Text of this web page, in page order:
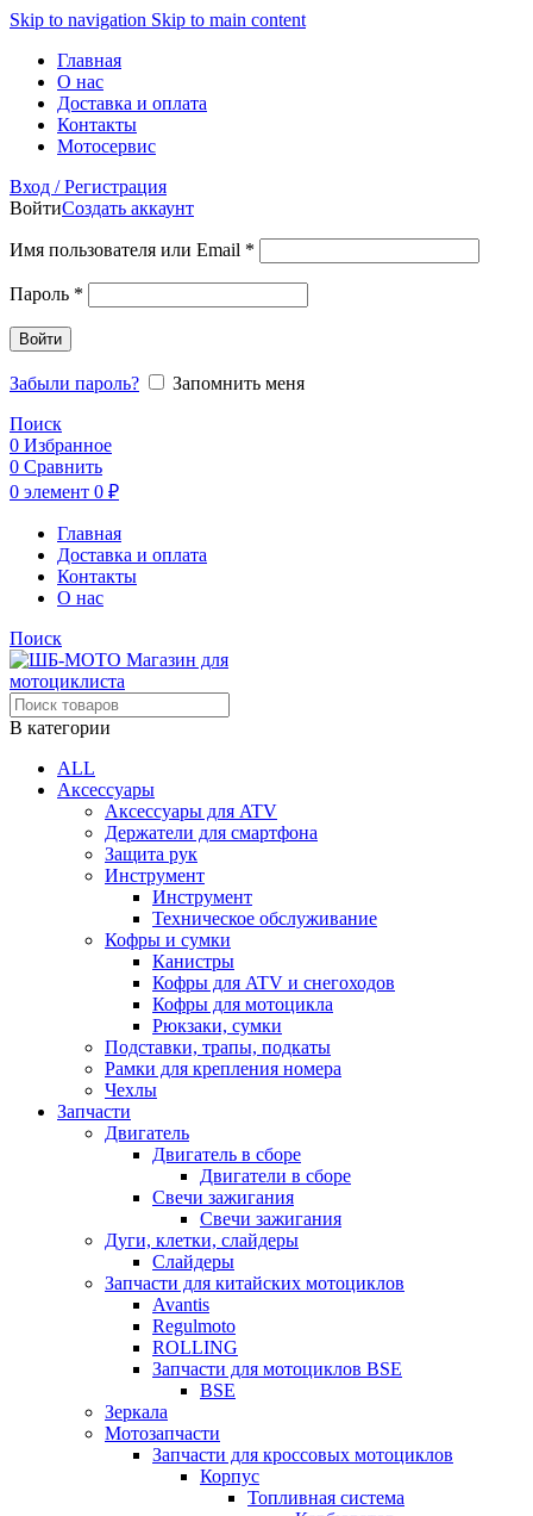
Skip to navigation Skip to main content
Главная
О нас
Доставка и оплата
Контакты
Мотосервис
Вход / Регистрация
ВойтиСоздать аккаунт
Имя пользователя или Email *
Пароль *
Войти
Забыли пароль?
Запомнить меня
Поиск
0 Избранное
0 Сравнить
0 элемент 0 ₽
Главная
Доставка и оплата
Контакты
О нас
Поиск
В категории
ALL
Аксессуары
Аксессуары для ATV
Держатели для смартфона
Защита рук
Инструмент
Инструмент
Техническое обслуживание
Кофры и сумки
Канистры
Кофры для ATV и снегоходов
Кофры для мотоцикла
Рюкзаки, сумки
Подставки, трапы, подкаты
Рамки для крепления номера
Чехлы
Запчасти
Двигатель
Двигатель в сборе
Двигатели в сборе
Свечи зажигания
Свечи зажигания
Дуги, клетки, слайдеры
Слайдеры
Запчасти для китайских мотоциклов
Avantis
Regulmoto
ROLLING
Запчасти для мотоциклов BSE
BSE
Зеркала
Мотозапчасти
Запчасти для кроссовых мотоциклов
Корпус
Топливная система